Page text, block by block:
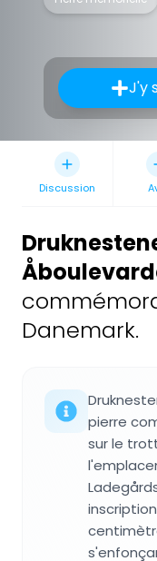
J'y
Discussion
Danemark.
pierre
sur le